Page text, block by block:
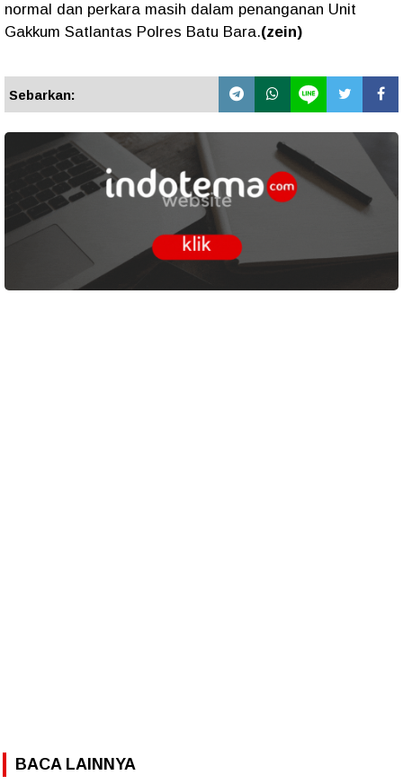
normal dan perkara masih dalam penanganan Unit
Gakkum Satlantas Polres Batu Bara.(zein)
Sebarkan:
BACA LAINNYA